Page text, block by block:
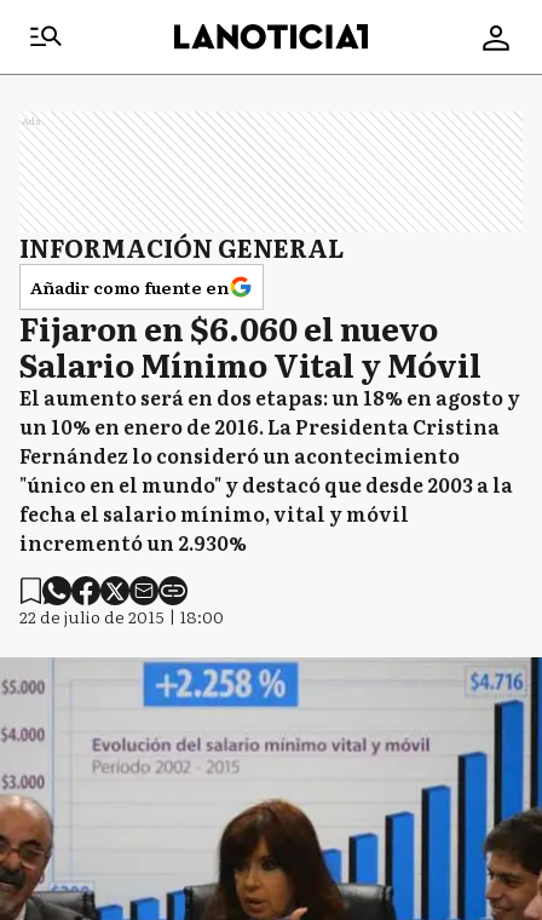
Ads
INFORMACIÓN GENERAL
Añadir como fuente en
Fijaron en $6.060 el nuevo
Salario Mínimo Vital y Móvil
El aumento será en dos etapas: un 18% en agosto y
un 10% en enero de 2016. La Presidenta Cristina
Fernández lo consideró un acontecimiento
"único en el mundo" y destacó que desde 2003 a la
fecha el salario mínimo, vital y móvil
incrementó un 2.930%
22 de julio de 2015 | 18:00